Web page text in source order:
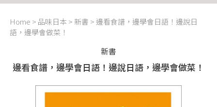
Home > 品味日本 > 新書 > 邊看食譜，邊學會日語！邊說日
語，邊學會做菜！
新書
邊看食譜，邊學會日語！邊說日語，邊學會做菜！